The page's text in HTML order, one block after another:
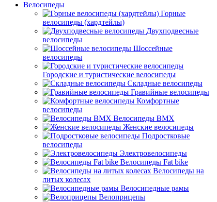
Велосипеды
Горные
велосипеды (хардтейлы)
Двухподвесные
велосипеды
Шоссейные
велосипеды
Городские и туристические велосипеды
Складные велосипеды
Гравийные велосипеды
Комфортные
велосипеды
Велосипеды BMX
Женские велосипеды
Подростковые
велосипеды
Электровелосипеды
Велосипеды Fat bike
Велосипеды на
литых колесах
Велосипедные рамы
Велоприцепы